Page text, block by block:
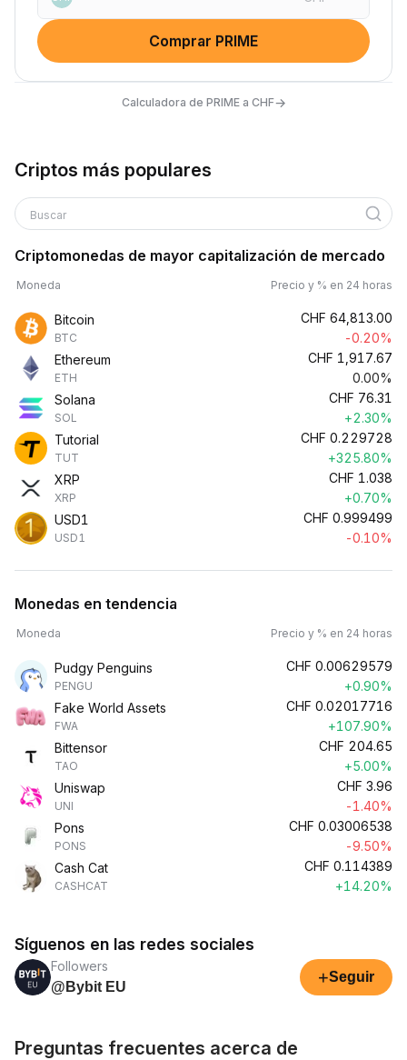
Comprar PRIME
Calculadora de PRIME a CHF→
Criptos más populares
Buscar
Criptomonedas de mayor capitalización de mercado
Moneda Precio y % en 24 horas
Bitcoin
BTC
CHF 64,813.00
-0.20%
Ethereum
ETH
CHF 1,917.67
0.00%
Solana
SOL
CHF 76.31
+2.30%
Tutorial
TUT
CHF 0.229728
+325.80%
XRP
XRP
CHF 1.038
+0.70%
USD1
USD1
CHF 0.999499
-0.10%
Monedas en tendencia
Moneda Precio y % en 24 horas
Pudgy Penguins
PENGU
CHF 0.00629579
+0.90%
Fake World Assets
FWA
CHF 0.02017716
+107.90%
Bittensor
TAO
CHF 204.65
+5.00%
Uniswap
UNI
CHF 3.96
-1.40%
Pons
PONS
CHF 0.03006538
-9.50%
Cash Cat
CASHCAT
CHF 0.114389
+14.20%
Síguenos en las redes sociales
Followers
@Bybit EU
+Seguir
Preguntas frecuentes acerca de